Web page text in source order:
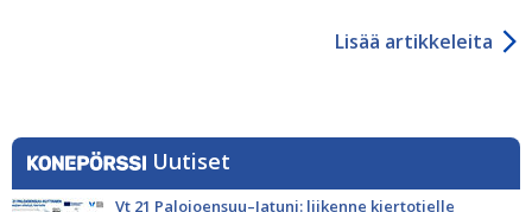
Lisää artikkeleita
Uutiset
Vt 21 Palojoensuu–Jatuni: liikenne kiertotielle